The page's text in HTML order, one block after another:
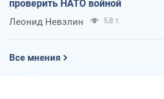
проверить НАТО войной
Леонид Невзлин 5,8 т.
Все мнения